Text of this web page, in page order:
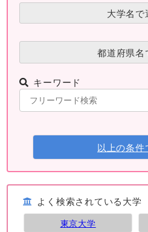
大学名で
都道府県名
キーワード
以上の条件
よく検索されている大学
東京大学